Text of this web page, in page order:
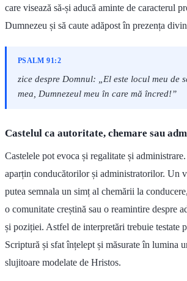
care visează să-și aducă aminte de caracterul
Dumnezeu și să caute adăpost în prezența
PSALM 91:2
zice despre Domnul: „El este locul meu de
mea, Dumnezeul meu în care mă încred!”
Castelul ca autoritate, chemare sau
Castelele pot evoca și regalitate și
aparțin conducătorilor și administratorilor. Un
putea semnala un simț al chemării la
o comunitate creștină sau o reamintire despre
și poziției. Astfel de interpretări trebuie testate
Scriptură și sfat înțelept și măsurate în lumina
slujitoare modelate de Hristos.